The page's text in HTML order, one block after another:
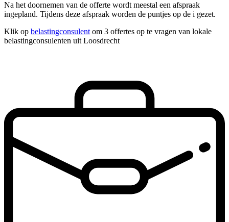
Na het doornemen van de offerte wordt meestal een afspraak
ingepland. Tijdens deze afspraak worden de puntjes op de i gezet.
Klik op belastingconsulent om 3 offertes op te vragen van lokale
belastingconsulenten uit Loosdrecht